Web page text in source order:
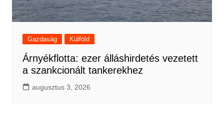
Gazdaság Külföld
Árnyékflotta: ezer álláshirdetés vezetett
a szankcionált tankerekhez
augusztus 3, 2026